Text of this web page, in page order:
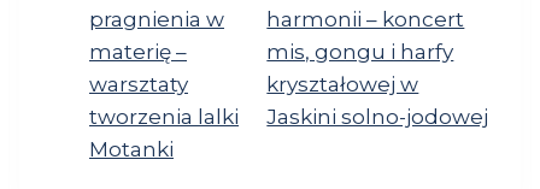
pragnienia w
materię –
warsztaty
tworzenia lalki
Motanki
harmonii – koncert
mis, gongu i harfy
kryształowej w
Jaskini solno-jodowej